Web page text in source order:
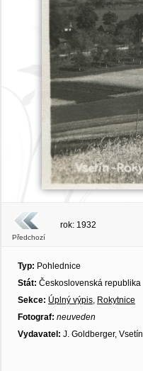
Předchozí
rok: 1932
Typ: Pohlednice
Stát: Československá republika
Sekce: Úplný výpis, Rokytnice
Fotograf: neuveden
Vydavatel: J. Goldberger, Vsetín